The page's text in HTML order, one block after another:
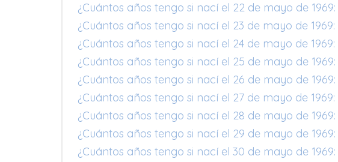
¿Cuántos años tengo si nací el 22 de mayo de 1969:
¿Cuántos años tengo si nací el 23 de mayo de 1969:
¿Cuántos años tengo si nací el 24 de mayo de 1969:
¿Cuántos años tengo si nací el 25 de mayo de 1969:
¿Cuántos años tengo si nací el 26 de mayo de 1969:
¿Cuántos años tengo si nací el 27 de mayo de 1969:
¿Cuántos años tengo si nací el 28 de mayo de 1969:
¿Cuántos años tengo si nací el 29 de mayo de 1969:
¿Cuántos años tengo si nací el 30 de mayo de 1969: